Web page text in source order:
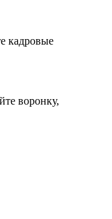
кадровые
воронку,